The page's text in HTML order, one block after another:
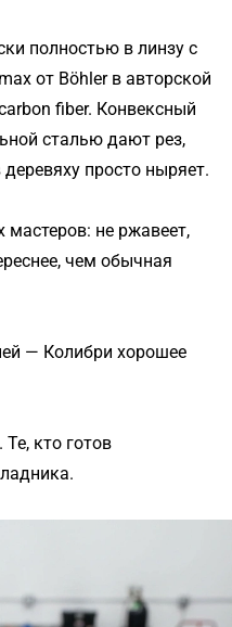
полностью в линзу с
от Böhler в авторской
fiber. Конвексный
сталью дают рез,
просто ныряет.
не ржавеет,
чем обычная
— Колибри хорошее
Те, кто готов